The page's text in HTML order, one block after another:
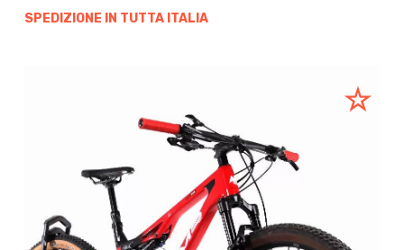
SPEDIZIONE IN TUTTA ITALIA